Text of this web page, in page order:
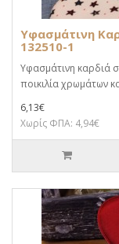
Υφασμάτινη
132510-1
Υφασμάτινη καρδιά
ποικιλία χρωμάτων
6,13€
Χωρίς ΦΠΑ: 4,94€